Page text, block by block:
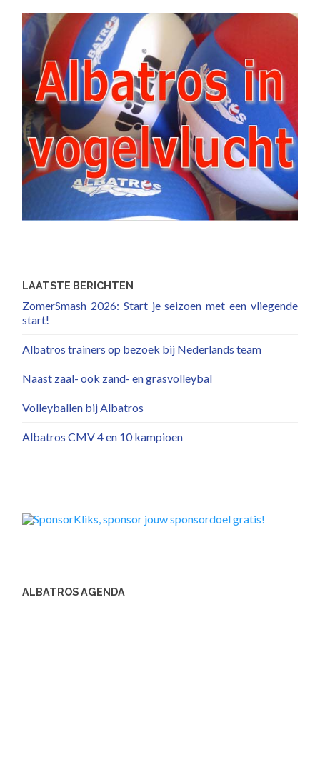
LAATSTE BERICHTEN
ZomerSmash 2026: Start je seizoen met een vliegende
start!
Albatros trainers op bezoek bij Nederlands team
Naast zaal- ook zand- en grasvolleybal
Volleyballen bij Albatros
Albatros CMV 4 en 10 kampioen
ALBATROS AGENDA